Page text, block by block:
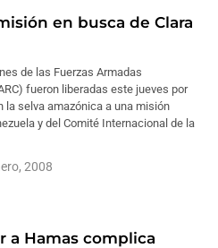
en busca de Clara
de las Fuerzas Armadas
fueron liberadas este jueves por
la selva amazónica a una misión
y del Comité Internacional de la
2008
a Hamas complica